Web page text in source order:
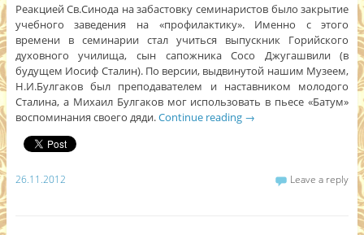
Реакцией Св.Синода на забастовку семинаристов было закрытие
учебного заведения на «профилактику». Именно с этого
времени в семинарии стал учиться выпускник Горийского
духовного училища, сын сапожника Сосо Джугашвили (в
будущем Иосиф Сталин). По версии, выдвинутой нашим Музеем,
Н.И.Булгаков был преподавателем и наставником молодого
Сталина, а Михаил Булгаков мог использовать в пьесе «Батум»
воспоминания своего дяди.Continue reading →
26.11.2012 Leave a reply